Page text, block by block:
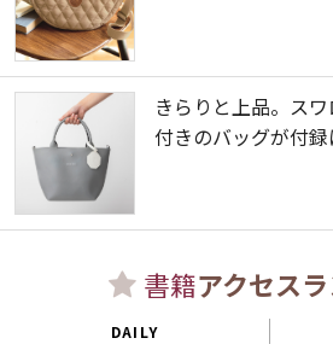
きらりと上品。ス
付きのバッグが付録
書籍アクセス
DAILY